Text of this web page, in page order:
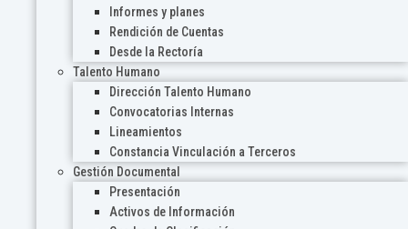
Informes y planes
Rendición de Cuentas
Desde la Rectoría
Talento Humano
Dirección Talento Humano
Convocatorias Internas
Lineamientos
Constancia Vinculación a Terceros
Gestión Documental
Presentación
Activos de Información